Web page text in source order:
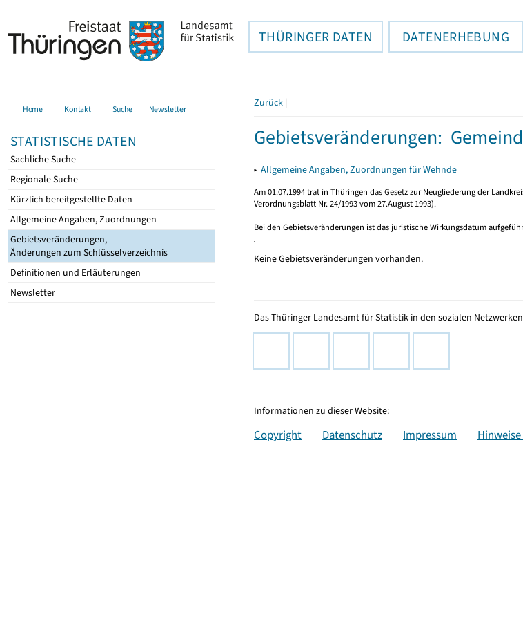
THÜRINGER DATEN DATENERHEBUNG
Home Kontakt Suche Newsletter
STATISTISCHE DATEN
Sachliche Suche
Regionale Suche
Kürzlich bereitgestellte Daten
Allgemeine Angaben, Zuordnungen
Gebietsveränderungen,
Änderungen zum Schlüsselverzeichnis
Definitionen und Erläuterungen
Newsletter
Zurück |
Gebietsveränderungen:
▸ Allgemeine Angaben, Zuordnungen für Wehnde
Am 01.07.1994 trat in Thüringen das Gesetz zur Neugliederung der
Verordnungsblatt Nr. 24/1993 vom 27.August 1993).
Bei den Gebietsveränderungen ist das juristische Wirkungsdatum
Keine Gebietsveränderungen vorhanden.
Das Thüringer Landesamt für Statistik in den sozialen
Informationen zu dieser Website:
Copyright Datenschutz Impressum